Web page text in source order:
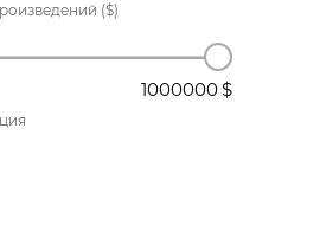
($)
1000000